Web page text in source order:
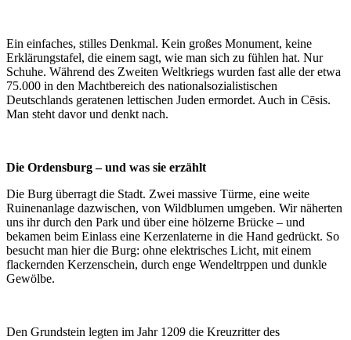
Ein einfaches, stilles Denkmal. Kein großes Monument, keine
Erklärungstafel, die einem sagt, wie man sich zu fühlen hat. Nur
Schuhe. Während des Zweiten Weltkriegs wurden fast alle der etwa
75.000 in den Machtbereich des nationalsozialistischen
Deutschlands geratenen lettischen Juden ermordet. Auch in Cēsis.
Man steht davor und denkt nach.
Die Ordensburg – und was sie erzählt
Die Burg überragt die Stadt. Zwei massive Türme, eine weite
Ruinenanlage dazwischen, von Wildblumen umgeben. Wir näherten
uns ihr durch den Park und über eine hölzerne Brücke – und
bekamen beim Einlass eine Kerzenlaterne in die Hand gedrückt. So
besucht man hier die Burg: ohne elektrisches Licht, mit einem
flackernden Kerzenschein, durch enge Wendeltrppen und dunkle
Gewölbe.
Den Grundstein legten im Jahr 1209 die Kreuzritter des